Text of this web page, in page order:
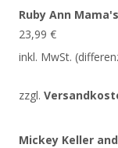
Ruby Ann
23,99 €
inkl. MwSt.
zzgl.
Mickey Keller